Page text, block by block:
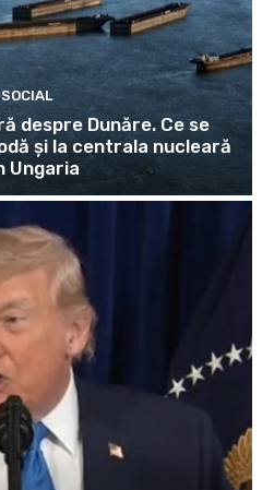
SOCIAL
despre Dunăre. Ce se
și la centrala nucleară
Ungaria